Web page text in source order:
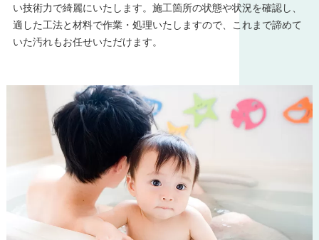
い技術力で綺麗にいたします。施工箇所の状態や状況を確認し、
適した工法と材料で作業・処理いたしますので、これまで諦めて
いた汚れもお任せいただけます。